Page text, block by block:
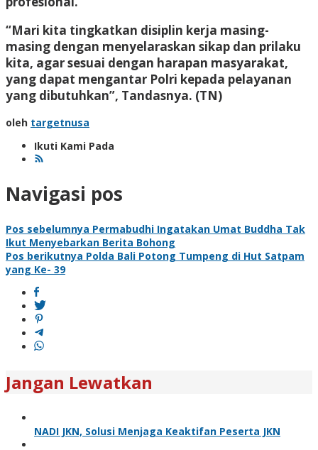
“Mari kita tingkatkan disiplin kerja masing-
masing dengan menyelaraskan sikap dan prilaku
kita, agar sesuai dengan harapan masyarakat,
yang dapat mengantar Polri kepada pelayanan
yang dibutuhkan”, Tandasnya. (TN)
oleh targetnusa
Ikuti Kami Pada
Navigasi pos
Pos sebelumnya Permabudhi Ingatakan Umat Buddha Tak
Ikut Menyebarkan Berita Bohong
Pos berikutnya Polda Bali Potong Tumpeng di Hut Satpam
yang Ke- 39
Jangan Lewatkan
NADI JKN, Solusi Menjaga Keaktifan Peserta JKN